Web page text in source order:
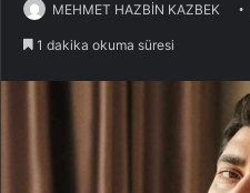
MEHMET HAZBİN KAZBEK
1 dakika okuma süresi